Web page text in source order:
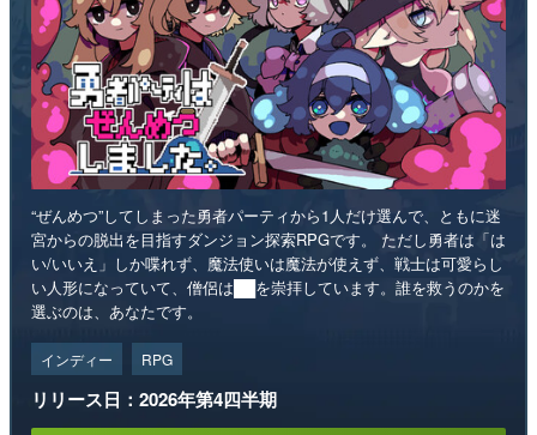
“ぜんめつ”してしまった勇者パーティから1人だけ選んで、ともに迷
宮からの脱出を目指すダンジョン探索RPGです。 ただし勇者は「は
い/いいえ」しか喋れず、魔法使いは魔法が使えず、戦士は可愛らし
い人形になっていて、僧侶は██を崇拝しています。誰を救うのかを
選ぶのは、あなたです。
インディー RPG
リリース日：2026年第4四半期